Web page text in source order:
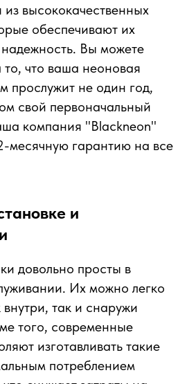
из высококачественных
обеспечивают их
надежность. Вы можете
то, что ваша неоновая
прослужит не один год,
свой первоначальный
компания "Blackneon"
месячную гарантию на все
и
довольно просты в
Их можно легко
так и снаружи
того, современные
изготавливать такие
потреблением